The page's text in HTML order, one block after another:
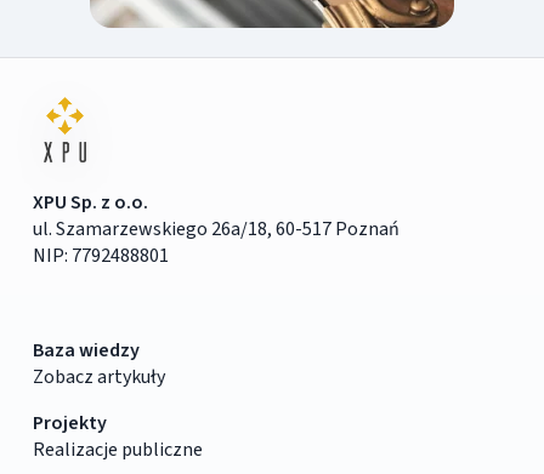
XPU Sp. z o.o.
ul. Szamarzewskiego 26a/18, 60-517 Poznań
NIP: 7792488801
Baza wiedzy
Zobacz artykuły
Projekty
Realizacje publiczne